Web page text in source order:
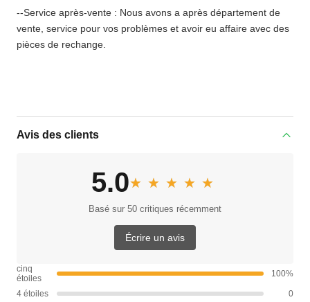
--Service après-vente : Nous avons a après département de
vente, service pour vos problèmes et avoir eu affaire avec des
pièces de rechange.
Avis des clients
5.0★★★★★
★★★★★
Basé sur 50 critiques récemment
Écrire un avis
cinq
étoiles
100%
4 étoiles
0